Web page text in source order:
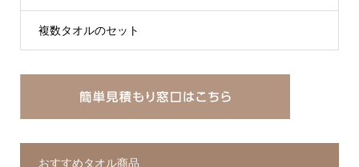
複数タオルのセット
おすすめタオル商品